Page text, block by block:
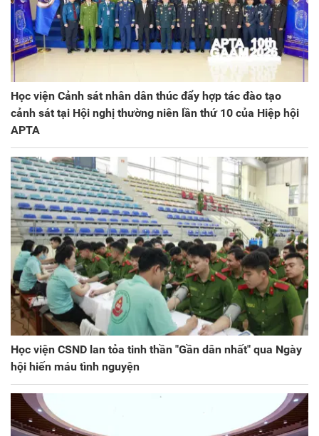
Học viện Cảnh sát nhân dân thúc đẩy hợp tác đào tạo
cảnh sát tại Hội nghị thường niên lần thứ 10 của Hiệp hội
APTA
Học viện CSND lan tỏa tinh thần "Gần dân nhất" qua Ngày
hội hiến máu tình nguyện